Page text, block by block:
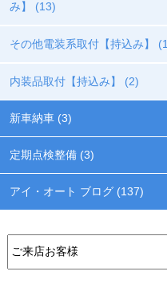
み】 (13)
その他電装系取付【持込み】
内装品取付【持込み】 (2)
新車納車 (3)
定期点検整備 (3)
アイ・オート ブログ (137)